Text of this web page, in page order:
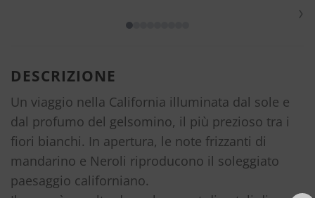
›
DESCRIZIONE
Un viaggio nella California illuminata dal sole e
dal profumo del gelsomino, il più prezioso tra i
fiori bianchi. In apertura, le note frizzanti di
mandarino e Neroli riproducono il soleggiato
paesaggio californiano.